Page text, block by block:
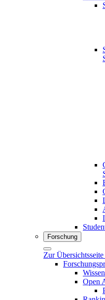
Forschung
Zur Übersichtsseite
Open